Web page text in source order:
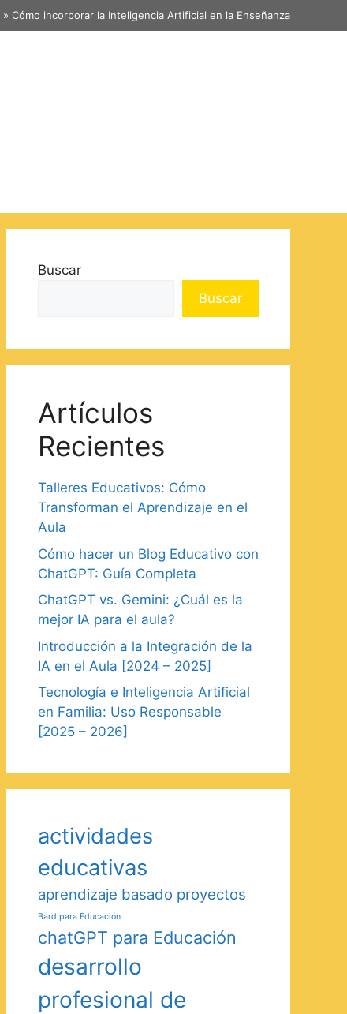
» Cómo incorporar la Inteligencia Artificial en la Enseñanza
Buscar
Buscar
Artículos
Recientes
Talleres Educativos: Cómo
Transforman el Aprendizaje en el
Aula
Cómo hacer un Blog Educativo con
ChatGPT: Guía Completa
ChatGPT vs. Gemini: ¿Cuál es la
mejor IA para el aula?
Introducción a la Integración de la
IA en el Aula [2024 – 2025]
Tecnología e Inteligencia Artificial
en Familia: Uso Responsable
[2025 – 2026]
actividades
educativas
aprendizaje basado proyectos
Bard para Educación
chatGPT para Educación
desarrollo
profesional de